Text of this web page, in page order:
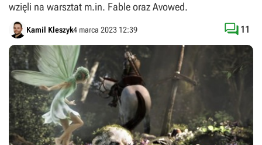
wzięli na warsztat m.in. Fable oraz Avowed.
Kamil Kleszyk4 marca 2023 12:39  11